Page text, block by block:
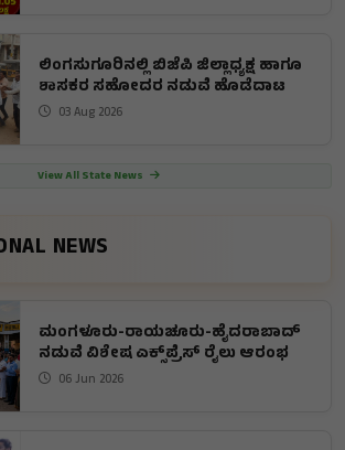
ಲಿಂಗಸುಗೂರಿನಲ್ಲಿ ಬಿಜೆಪಿ ಜಿಲ್ಲಾಧ್ಯಕ್ಷ ಹಾಗೂ
ಶಾಸಕರ ಸಹೋದರ ನಡುವೆ ಹೊಡೆದಾಟ
03 Aug 2026
View All State News
NEWS
ಮಂಗಳೂರು-ರಾಯಚೂರು-ಹೈದರಾಬಾದ್
ನಡುವೆ ವಿಶೇಷ ಎಕ್ಸ್‌ಪ್ರೆಸ್ ರೈಲು ಆರಂಭ
06 Jun 2026